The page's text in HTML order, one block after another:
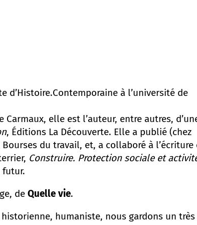
d’Histoire.Contemporaine à l’université de
elle est l’auteur, entre autres,
, Éditions La Découverte. Elle a publié (chez
du travail, et, a collaboré à l’écriture
Construire. Protection sociale et
futur.
deQuelle vie.
humaniste, nous gardons un très